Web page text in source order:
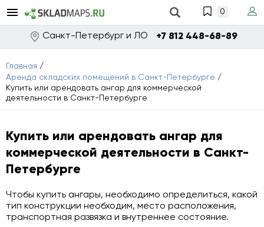
0
Санкт-Петербург и ЛО +7 812 448-68-89
Главная /
Аренда складских помещений в Санкт-Петербурге /
Купить или арендовать ангар для коммерческой
деятельности в Санкт-Петербурге
Купить или арендовать ангар для
коммерческой деятельности в Санкт-
Петербурге
Чтобы купить ангары, необходимо определиться, какой
тип конструкции необходим, место расположения,
транспортная развязка и внутреннее состояние.